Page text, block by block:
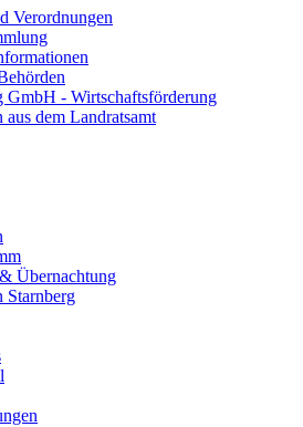
Verordnungen
GmbH - Wirtschaftsförderung
dem Landratsamt
Übernachtung
Starnberg